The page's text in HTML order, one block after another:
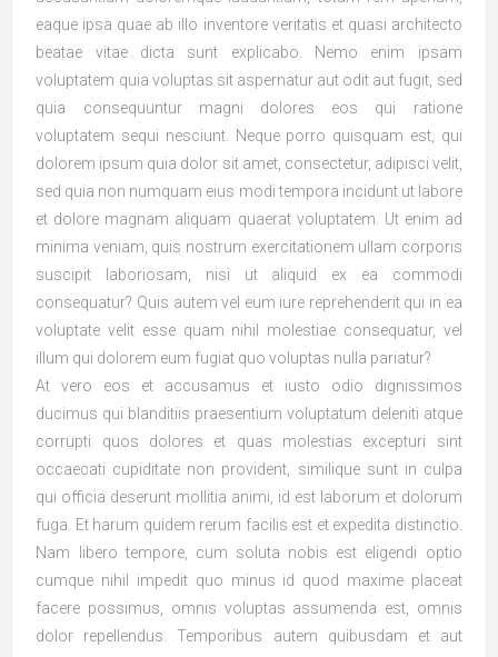
eaque ipsa quae ab illo inventore veritatis et quasi architecto
beatae vitae dicta sunt explicabo. Nemo enim ipsam
voluptatem quia voluptas sit aspernatur aut odit aut fugit, sed
quia consequuntur magni dolores eos qui ratione
voluptatem sequi nesciunt. Neque porro quisquam est, qui
dolorem ipsum quia dolor sit amet, consectetur, adipisci velit,
sed quia non numquam eius modi tempora incidunt ut labore
et dolore magnam aliquam quaerat voluptatem. Ut enim ad
minima veniam, quis nostrum exercitationem ullam corporis
suscipit laboriosam, nisi ut aliquid ex ea commodi
consequatur? Quis autem vel eum iure reprehenderit qui in ea
voluptate velit esse quam nihil molestiae consequatur, vel
illum qui dolorem eum fugiat quo voluptas nulla pariatur?
At vero eos et accusamus et iusto odio dignissimos
ducimus qui blanditiis praesentium voluptatum deleniti atque
corrupti quos dolores et quas molestias excepturi sint
occaecati cupiditate non provident, similique sunt in culpa
qui officia deserunt mollitia animi, id est laborum et dolorum
fuga. Et harum quidem rerum facilis est et expedita distinctio.
Nam libero tempore, cum soluta nobis est eligendi optio
cumque nihil impedit quo minus id quod maxime placeat
facere possimus, omnis voluptas assumenda est, omnis
dolor repellendus. Temporibus autem quibusdam et aut